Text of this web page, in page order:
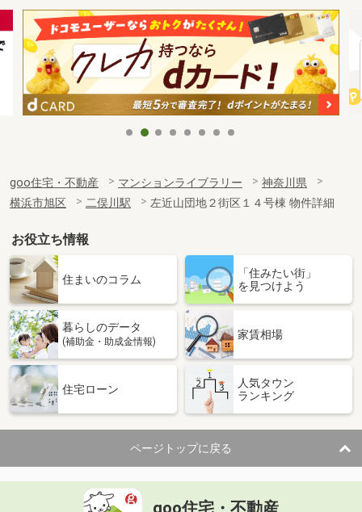
goo住宅・不動産 マンションライブラリー
神奈川県
横浜市旭区
二俣川駅 左近山団地２街区１４号棟 物件詳細
お役立ち情報
住まいのコラム
「住みたい街」
を見つけよう
暮らしのデータ
(補助金・助成金情報)
家賃相場
住宅ローン
人気タウン
ランキング
ページトップに戻る